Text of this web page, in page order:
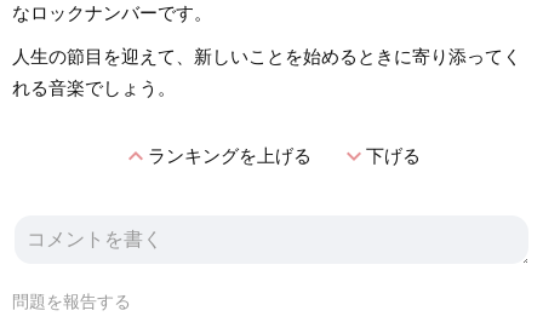
なロックナンバーです。
人生の節目を迎えて、新しいことを始めるときに寄り添ってく
れる音楽でしょう。
expand_lessランキングを上げる expand_more下げる
問題を報告する